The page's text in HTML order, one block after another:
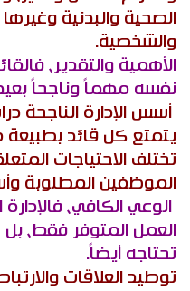
الصحية والبدنية
والشخصية.
الأهمية والتقدير،
نفسه مهماً وناجحاً
أسس الإدارة الناجحة
يتمتع كل قائد بطبيعة
تختلف الاحتياجات
الموظفين المطلوبة
الوعي الكافي،
العمل المتوفر فقط،
تحتاجه أيضاً.
توطيد العلاقات